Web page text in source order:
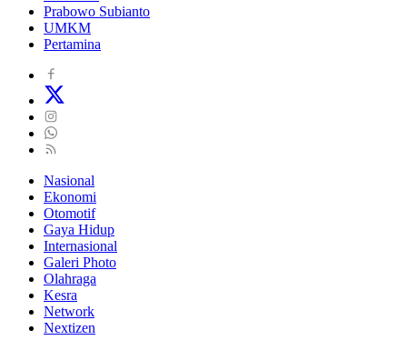
Prabowo Subianto
UMKM
Pertamina
Nasional
Ekonomi
Otomotif
Gaya Hidup
Internasional
Galeri Photo
Olahraga
Kesra
Network
Nextizen